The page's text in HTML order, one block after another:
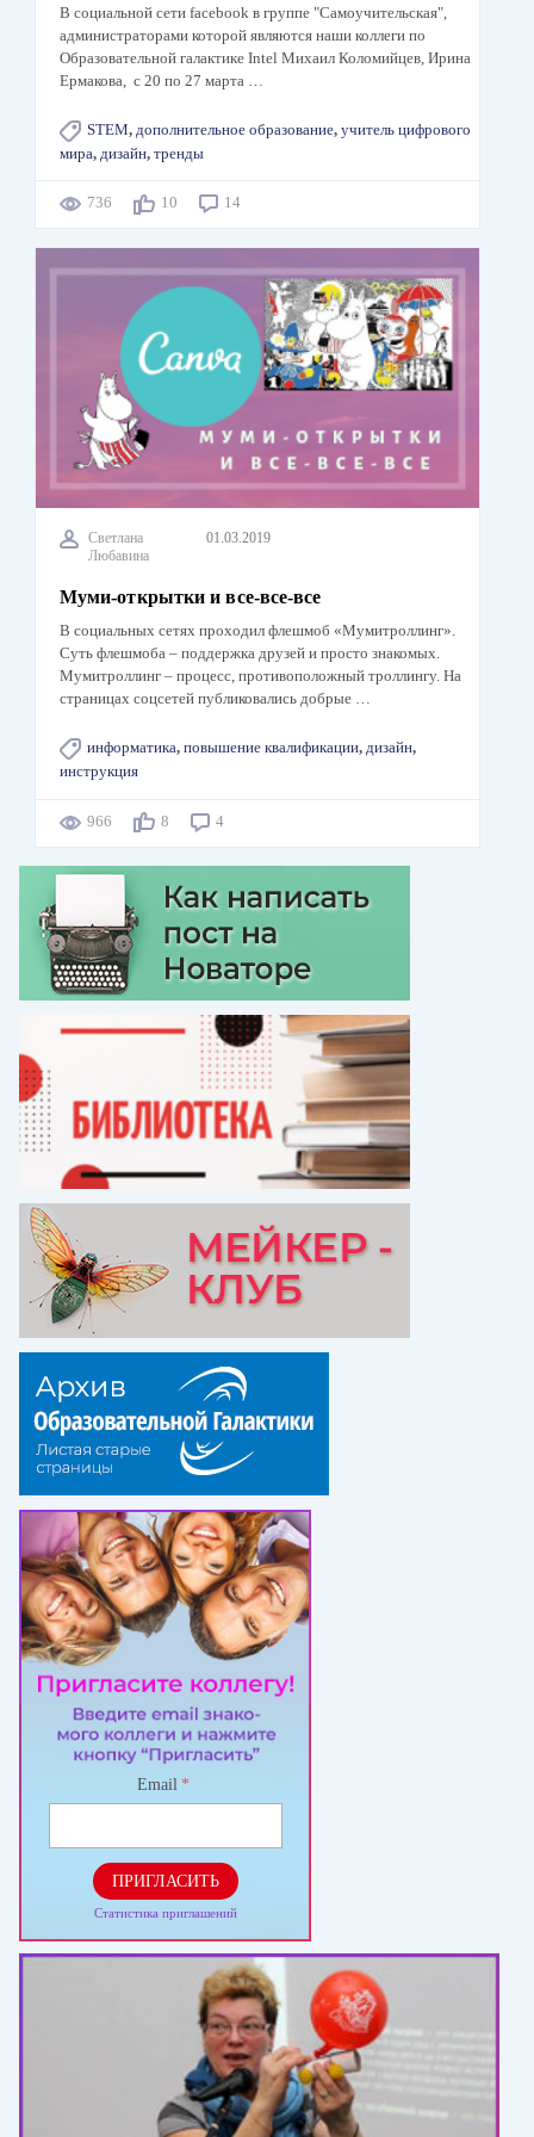
В социальной сети facebook в группе "Самоучительская",
администраторами которой являются наши коллеги по
Образовательной галактике Intel Михаил Коломийцев, Ирина
Ермакова, с 20 по 27 марта …
STEM, дополнительное образование, учитель цифрового
мира, дизайн, тренды
736 10 14
Светлана
Любавина
01.03.2019
Муми-открытки и все-все-все
В социальных сетях проходил флешмоб «Мумитроллинг».
Суть флешмоба – поддержка друзей и просто знакомых.
Мумитроллинг – процесс, противоположный троллингу. На
страницах соцсетей публиковались добрые …
информатика, повышение квалификации, дизайн,
инструкция
966 8 4
Email *
ПРИГЛАСИТЬ
Статистика приглашений